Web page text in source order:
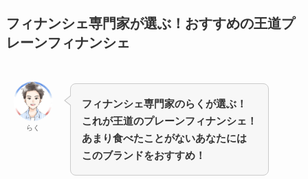
フィナンシェ専門家が選ぶ！おすすめの王道プ
レーンフィナンシェ
らく
フィナンシェ専門家のらくが選ぶ！
これが王道のプレーンフィナンシェ！
あまり食べたことがないあなたには
このブランドをおすすめ！